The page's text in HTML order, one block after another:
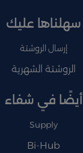
سهلناها عليك
إرسال الروشتة
الروشتة الشهرية
أيضًا في شفاء
Supply
Bi-Hub